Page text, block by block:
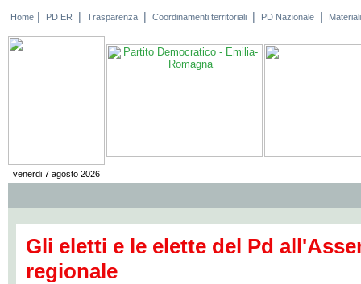
Home | PD ER | Trasparenza | Coordinamenti territoriali | PD Nazionale | Materiali
venerdi 7 agosto 2026
Gli eletti e le elette del Pd
regionale